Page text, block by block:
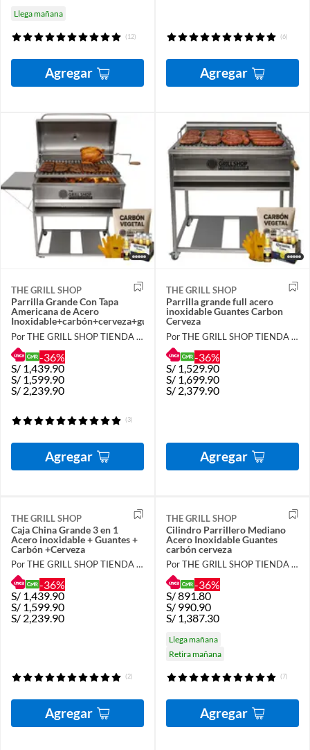
Llega mañana
(12)
Agregar
(6)
Agregar
THE GRILL SHOP
Parrilla Grande Con Tapa
Americana de Acero
Inoxidable+carbón+cerveza+guantes
Por THE GRILL SHOP TIENDA OFICIAL
-36%
S/ 1,439.90
S/ 1,599.90
S/ 2,239.90
(3)
Agregar
THE GRILL SHOP
Parrilla grande full acero
inoxidable Guantes Carbon
Cerveza
Por THE GRILL SHOP TIENDA OFICIAL
-36%
S/ 1,529.90
S/ 1,699.90
S/ 2,379.90
Agregar
THE GRILL SHOP
Caja China Grande 3 en 1
Acero inoxidable + Guantes +
Carbón +Cerveza
Por THE GRILL SHOP TIENDA OFICIAL
-36%
S/ 1,439.90
S/ 1,599.90
S/ 2,239.90
(2)
Agregar
THE GRILL SHOP
Cilindro Parrillero Mediano
Acero Inoxidable Guantes
carbón cerveza
Por THE GRILL SHOP TIENDA OFICIAL
-36%
S/891.80
S/ 990.90
S/ 1,387.30
Llega mañana
Retira mañana
(7)
Agregar